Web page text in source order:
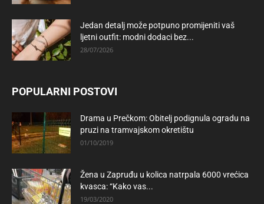
Jedan detalj može potpuno promijeniti vaš
ljetni outfit: modni dodaci bez...
28/07/2026
POPULARNI POSTOVI
Drama u Prečkom: Obitelj podignula ogradu na
pruzi na tramvajskom okretištu
01/10/2019
Žena u Zapruđu u kolica natrpala 6000 vrećica
kvasca: “Kako vas...
19/03/2020